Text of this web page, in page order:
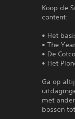
Koop de
content:
• Het
• The
• De
• Het
Ga op
met
bossen